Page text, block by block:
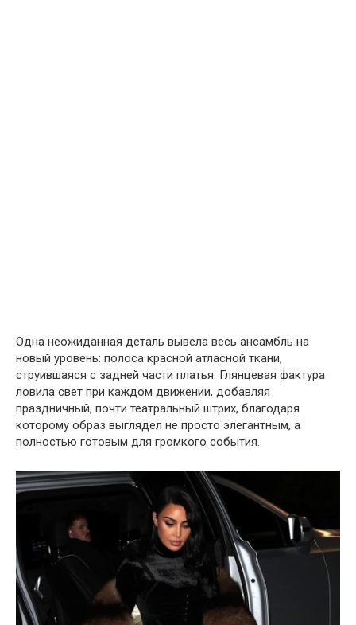
Одна неожиданная деталь вывела весь ансамбль на
новый уровень: полоса красной атласной ткани,
струившаяся с задней части платья. Глянцевая фактура
ловила свет при каждом движении, добавляя
праздничный, почти театральный штрих, благодаря
которому образ выглядел не просто элегантным, а
полностью готовым для громкого события.